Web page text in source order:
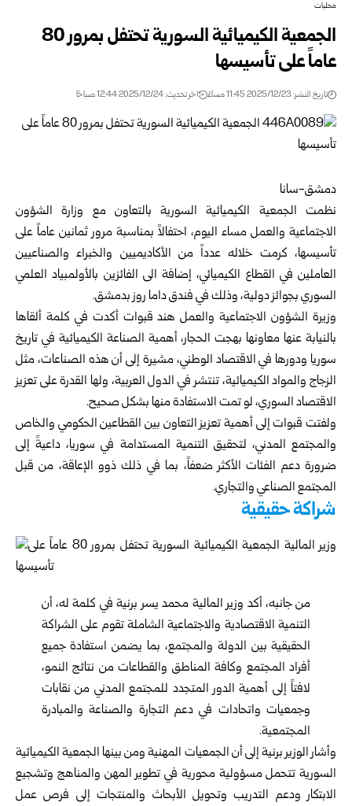
محليات
الجمعية الكيميائية السورية تحتفل بمرور 80
عاماً على تأسيسها
تاريخ النشر: 2025/12/23 11:45 مساءً اخر تحديث: 2025/12/24 12:44 صباحًا
دمشق-سانا
نظمت الجمعية الكيميائية السورية بالتعاون مع وزارة الشؤون
الاجتماعية والعمل مساء اليوم، احتفالاً بمناسبة مرور ثمانين عاماً على
تأسيسها، كرمت خلاله عدداً من الأكاديميين والخبراء والصناعيين
العاملين في القطاع الكيميائي، إضافة الى الفائزين بالأولمبياد العلمي
السوري بجوائز دولية، وذلك في فندق داما روز بدمشق.
وزيرة الشؤون الاجتماعية والعمل هند قبوات أكدت في كلمة ألقاها
بالنيابة عنها معاونها بهجت الحجار، أهمية الصناعة الكيميائية في تاريخ
سوريا ودورها في الاقتصاد الوطني، مشيرة إلى أن هذه الصناعات، مثل
الزجاج والمواد الكيميائية، تنتشر في الدول العربية، ولها القدرة على تعزيز
الاقتصاد السوري، لو تمت الاستفادة منها بشكل صحيح.
ولفتت قبوات إلى أهمية تعزيز التعاون بين القطاعين الحكومي والخاص
والمجتمع المدني، لتحقيق التنمية المستدامة في سوريا، داعيةً إلى
ضرورة دعم الفئات الأكثر ضعفاً، بما في ذلك ذوو الإعاقة، من قبل
المجتمع الصناعي والتجاري.
شراكة حقيقية
من جانبه، أكد وزير المالية محمد يسر برنية في كلمة له، أن
التنمية الاقتصادية والاجتماعية الشاملة تقوم على الشراكة
الحقيقية بين الدولة والمجتمع، بما يضمن استفادة جميع
أفراد المجتمع وكافة المناطق والقطاعات من نتائج النمو،
لافتاً إلى أهمية الدور المتجدد للمجتمع المدني من نقابات
وجمعيات واتحادات في دعم التجارة والصناعة والمبادرة
المجتمعية.
وأشار الوزير برنية إلى أن الجمعيات المهنية ومن بينها الجمعية الكيميائية
السورية تتحمل مسؤولية محورية في تطوير المهن والمناهج وتشجيع
الابتكار ودعم التدريب وتحويل الأبحاث والمنتجات إلى فرص عمل